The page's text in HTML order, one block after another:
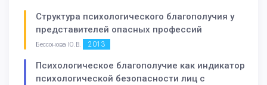
Структура психологического благополучия у
представителей опасных профессий
Бессонова Ю.В. 2013
Психологическое благополучие как индикатор
психологической безопасности лиц с